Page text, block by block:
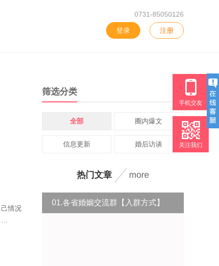
0731-85050126
登录 注册
情况
筛选分类
全部 圈内爆文
信息更新 婚后访谈
热门文章 more
01.各省婚姻交流群【入群方式】
手机交友
关注我们